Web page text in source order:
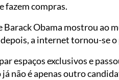
fazem compras.
Barack Obama mostrou ao
depois, a internet tornou-se
espaços exclusivos e
não é apenas outro